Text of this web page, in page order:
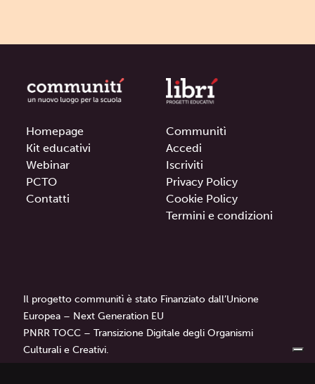
Homepage
Kit educativi
Webinar
PCTO
Contatti
Communitì
Accedi
Iscriviti
Privacy Policy
Cookie Policy
Termini e condizioni
Il progetto communitì è stato Finanziato dall’Unione
Europea – Next Generation EU
PNRR TOCC – Transizione Digitale degli Organismi
Culturali e Creativi.